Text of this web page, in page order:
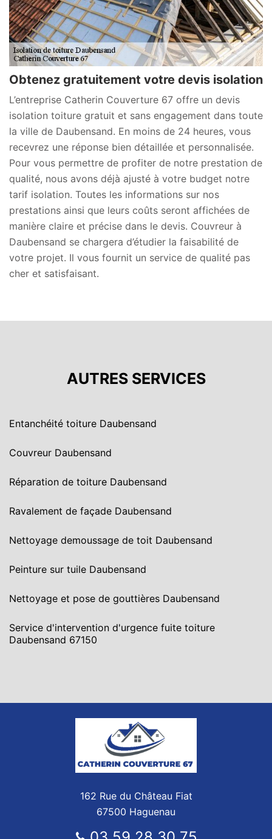
Obtenez gratuitement votre devis isolation
L’entreprise Catherin Couverture 67 offre un devis
isolation toiture gratuit et sans engagement dans toute
la ville de Daubensand. En moins de 24 heures, vous
recevrez une réponse bien détaillée et personnalisée.
Pour vous permettre de profiter de notre prestation de
qualité, nous avons déjà ajusté à votre budget notre
tarif isolation. Toutes les informations sur nos
prestations ainsi que leurs coûts seront affichées de
manière claire et précise dans le devis. Couvreur à
Daubensand se chargera d’étudier la faisabilité de
votre projet. Il vous fournit un service de qualité pas
cher et satisfaisant.
AUTRES SERVICES
Entanchéité toiture Daubensand
Couvreur Daubensand
Réparation de toiture Daubensand
Ravalement de façade Daubensand
Nettoyage demoussage de toit Daubensand
Peinture sur tuile Daubensand
Nettoyage et pose de gouttières Daubensand
Service d'intervention d'urgence fuite toiture
Daubensand 67150
162 Rue du Château Fiat
67500 Haguenau